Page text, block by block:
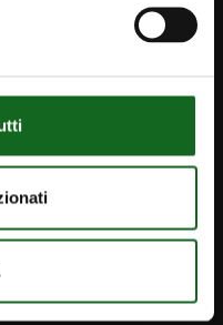
eaux usées